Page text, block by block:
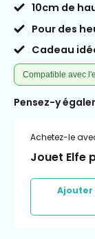
10cm de
Pour des
Cadeau
Compatible avec
Pensez-y
Achetez-le
Jouet Elfe